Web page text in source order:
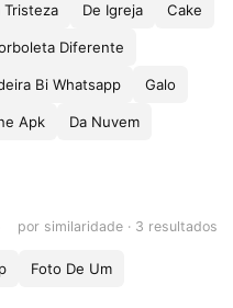
Tristeza De Igreja Cake
Diferente
Bi Whatsapp Galo
Apk Da Nuvem
por similaridade · 3 resultados
Foto De Um